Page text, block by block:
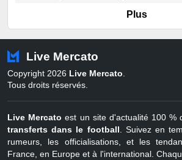
Portugal
Pays-Bas
Belgique
Plus
Live Mercato
Copyright 2026 Live Mercato.
Tous droits réservés.
Live Mercato est un site d'actualité 100 %
transferts dans le football . Suivez en
rumeurs, les officialisations, et les
France, en Europe et à l'international.